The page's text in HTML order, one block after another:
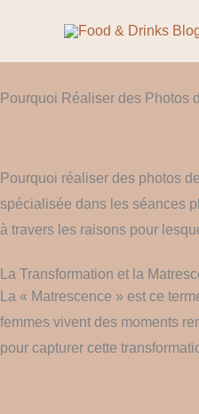
contenu
Pourquoi Réaliser des Photos
Pourquoi réaliser des photos
spécialisée dans les séances
à travers les raisons pour
La Transformation et la
La « Matrescence » est ce
femmes vivent des moments
pour capturer cette